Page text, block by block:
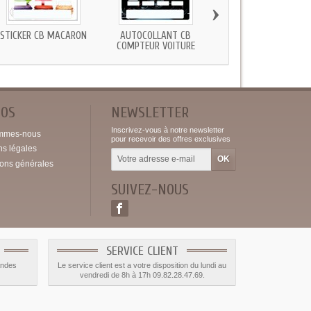
STICKER CB MACARON
AUTOCOLLANT CB
COMPTEUR VOITURE
›
nous
légales
générales
NEWSLETTER
Inscrivez-vous à notre newsletter
pour recevoir des offres exclusives
SUIVEZ-NOUS
SERVICE CLIENT
Le service client est a votre disposition du lundi au
vendredi de 8h à 17h 09.82.28.47.69.